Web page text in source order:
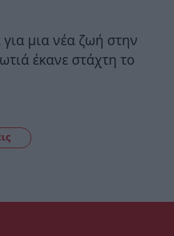
μια νέα ζωή στην
έκανε στάχτη το